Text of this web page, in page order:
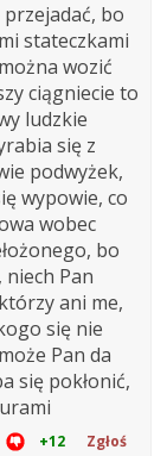
bo
stateczkami
wozić
ciągniecie to
ludzkie
się z
podwyżek,
wypowie, co
wobec
bo
niech Pan
ani me,
się nie
Pan da
się pokłonić,
+12 Zgłoś